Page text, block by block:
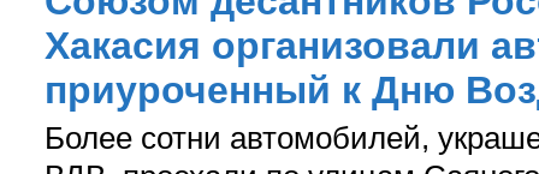
Хакасия организовали
приуроченный к Дню
Более сотни автомобилей,